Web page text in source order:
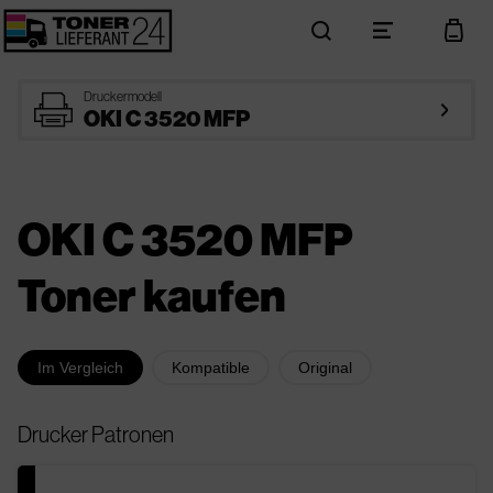
search menu cart
printer Druckermodell
OKI C 3520 MFP arrow_right
OKI C 3520 MFP
Toner kaufen
Im Vergleich Kompatible Original
Drucker Patronen